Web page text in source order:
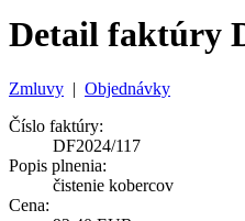
Detail faktúry
Zmluvy | Objednávky
Číslo faktúry:
DF2024/117
Popis plnenia:
čistenie kobercov
Cena: